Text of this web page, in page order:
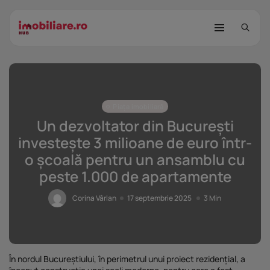
STUDIU Imobiliare.ro: Câtă încredere
mai...
25 noiembrie 2025 9 Min
Un dezvoltator din București
investește 3 milioane de euro într-
o școală pentru un ansamblu cu
peste 1.000 de apartamente
Corina Vârlan 17 septembrie 2025 3 Min
În nordul Bucureștiului, în perimetrul unui proiect rezidențial, a